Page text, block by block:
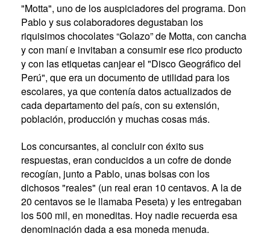
"Motta", uno de los auspiciadores del programa. Don
Pablo y sus colaboradores degustaban los
riquisimos chocolates “Golazo” de Motta, con cancha
y con maní e invitaban a consumir ese rico producto
y con las etiquetas canjear el "Disco Geográfico del
Perú", que era un documento de utilidad para los
escolares, ya que contenía datos actualizados de
cada departamento del país, con su extensión,
población, producción y muchas cosas más.
Los concursantes, al concluir con éxito sus
respuestas, eran conducidos a un cofre de donde
recogían, junto a Pablo, unas bolsas con los
dichosos "reales" (un real eran 10 centavos. A la de
20 centavos se le llamaba Peseta) y les entregaban
los 500 mil, en moneditas. Hoy nadie recuerda esa
denominación dada a esa moneda menuda.